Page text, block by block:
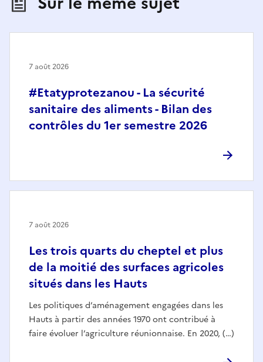
#Etatyprotezanou - La sécurité
sanitaire des aliments - Bilan des
contrôles du 1er semestre 2026
7 août 2026
Les trois quarts du cheptel et plus
de la moitié des surfaces agricoles
situés dans les Hauts
Les politiques d’aménagement engagées dans les
Hauts à partir des années 1970 ont contribué à
faire évoluer l’agriculture réunionnaise. En 2020, (…)
7 août 2026